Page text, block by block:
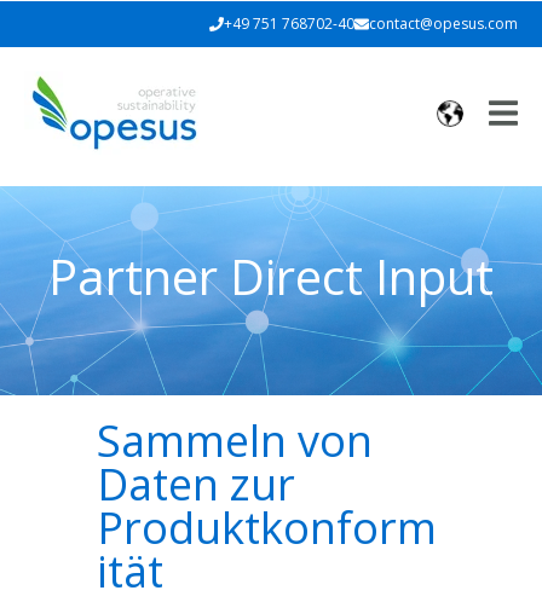
+49 751 768702-40 contact@opesus.com
Partner Direct Input
Sammeln von
Daten zur
Produktkonform
ität